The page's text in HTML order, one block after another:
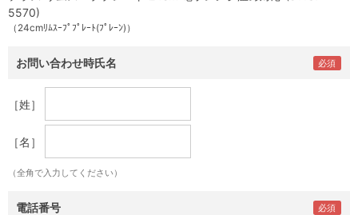
5570)
（24cmﾘﾑｽｰﾌﾟﾌﾟﾚｰﾄ(ﾌﾟﾚｰﾝ)）
お問い合わせ時氏名
［姓］
［名］
（全角で入力してください）
電話番号